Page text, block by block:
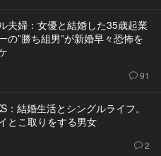
夫婦：女優と結婚した35歳起業
の”勝ち組男”が新婚早々恐怖を
91
：結婚生活とシングルライフ。
とこ取りをする男女
2